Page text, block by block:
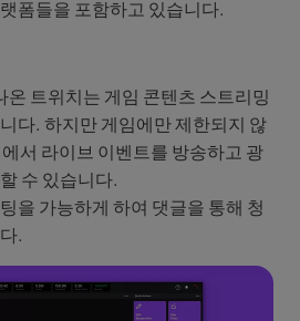
폼들을 포함하고 있습니다.
트위치는 게임 콘텐츠 스트리밍
다. 하지만 게임에만 제한되지 않
서 라이브 이벤트를 방송하고 광
수 있습니다.
을 가능하게 하여 댓글을 통해 청
.